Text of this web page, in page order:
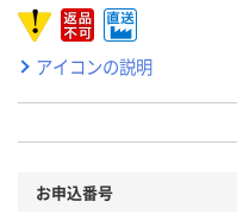
アイコンの説明
お申込番号